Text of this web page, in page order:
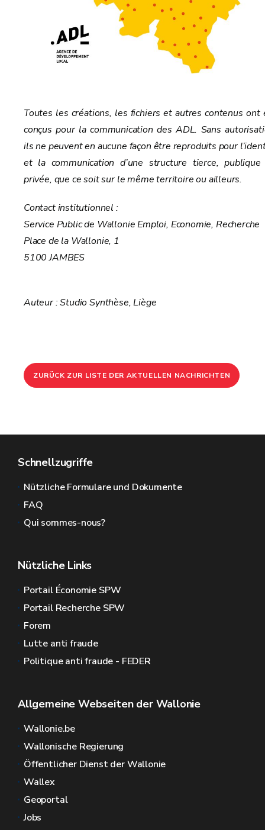
Toutes les créations, les fichiers et autres contenus ont
conçus pour la communication des ADL. Sans
ils ne peuvent en aucune façon être reproduits pour
et la communication d’une structure tierce, publique
privée, que ce soit sur le même territoire ou ailleurs.
Contact institutionnel :
Service Public de Wallonie Emploi, Economie, Recherche
Place de la Wallonie, 1
5100 JAMBES
Auteur : Studio Synthèse, Liège
ZURÜCK ZUR LISTE DER AKTUELLEN NACHRICHTEN
Schnellzugriffe
Nützliche Formulare und Dokumente
FAQ
Qui sommes-nous?
Nützliche Links
Portail Économie SPW
Portail Recherche SPW
Forem
Lutte anti fraude
Politique anti fraude - FEDER
Allgemeine Webseiten der Wallonie
Wallonie.be
Wallonische Regierung
Öffentlicher Dienst der Wallonie
Wallex
Geoportal
Jobs